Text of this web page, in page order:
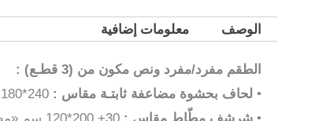
الوصف معلومات إضافية
الطقم مفرد/مفرد ونص مكون من (3 قطـع) :
• لحاف بحشوة مضاعفة ثابتـة مقاس :